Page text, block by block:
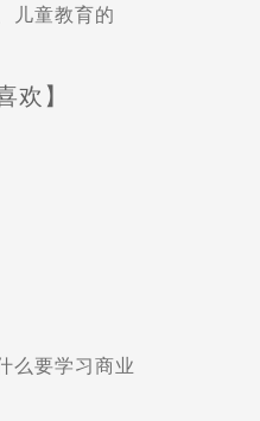
儿童教育的
欢】
么要学习商业